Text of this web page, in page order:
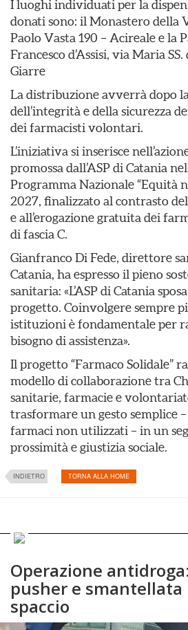
I luoghi individuati per la
donati sono: il Monastero della
Paolo Vasta 190 – Acireale e la
Francesco d’Assisi, via Maria
Giarre
La distribuzione avverrà dopo
dell’integrità e della sicurezza
dei farmacisti volontari.
L’iniziativa si inserisce
promossa dall’ASP di Catania
Programma Nazionale “Equità
2027, finalizzato al contrasto
e all’erogazione gratuita dei
di fascia C.
Gianfranco Di Fede, direttore
Catania, ha espresso il pieno
sanitaria: «L’ASP di Catania
progetto. Coinvolgere sempre
istituzioni è fondamentale per
bisogno di assistenza».
Il progetto “Farmaco Solidale”
modello di collaborazione tra
sanitarie, farmacie e
trasformare un gesto semplice
farmaci non utilizzati – in un
prossimità e giustizia sociale.
INDIETRO TORNA ALLA HOME
Operazione
pusher e smantellata
spaccio